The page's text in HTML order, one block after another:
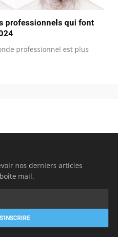
professionnels qui font
professionnel est plus
nos derniers articles
mail.
S'INSCRIRE